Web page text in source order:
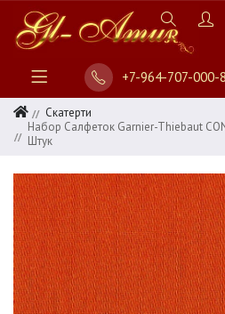
+7-964-707-000-8
Скатерти
Набор Салфеток Garnier-Thiebaut
Штук